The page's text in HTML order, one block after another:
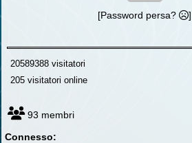
[Password persa? ]
20589388 visitatori
205 visitatori online
93 membri
Connesso: